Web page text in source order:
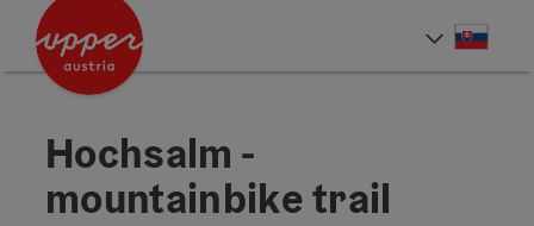
Accesskey
Accesskey
Hochsalm -
mountainbike trail